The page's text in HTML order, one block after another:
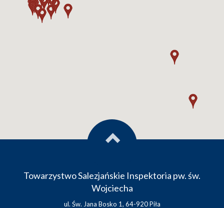
Towarzystwo Salezjańskie Inspektoria pw. św.
Wojciecha
ul. Św. Jana Bosko 1, 64-920 Piła